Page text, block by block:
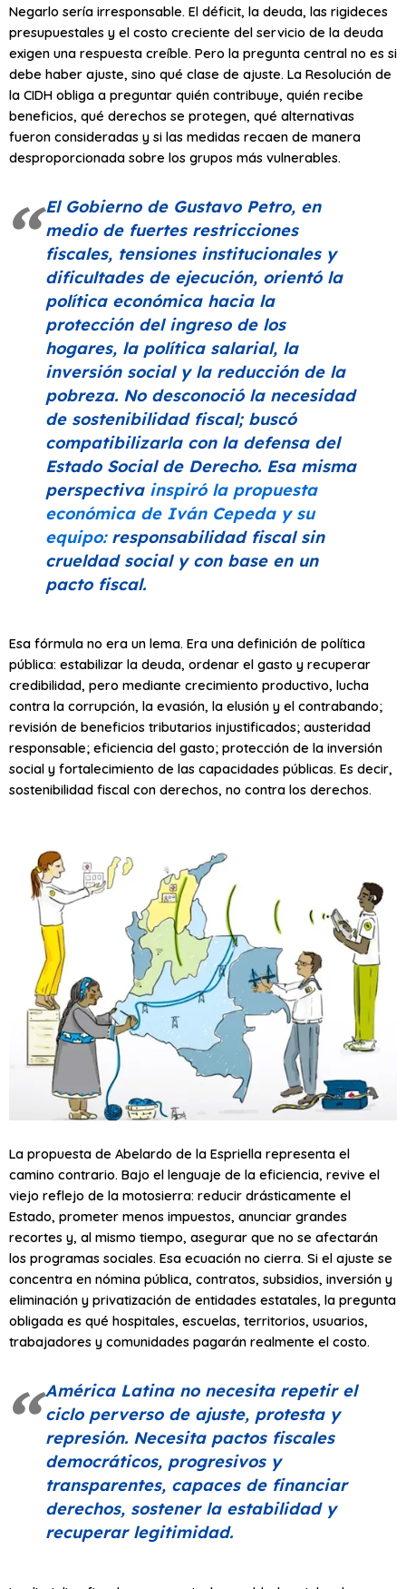
Negarlo sería irresponsable. El déficit, la deuda, las rigideces
presupuestales y el costo creciente del servicio de la deuda
exigen una respuesta creíble. Pero la pregunta central no es si
debe haber ajuste, sino qué clase de ajuste. La Resolución de
la CIDH obliga a preguntar quién contribuye, quién recibe
beneficios, qué derechos se protegen, qué alternativas
fueron consideradas y si las medidas recaen de manera
desproporcionada sobre los grupos más vulnerables.
El Gobierno de Gustavo Petro, en
medio de fuertes restricciones
fiscales, tensiones institucionales y
dificultades de ejecución, orientó la
política económica hacia la
protección del ingreso de los
hogares, la política salarial, la
inversión social y la reducción de la
pobreza. No desconoció la necesidad
de sostenibilidad fiscal; buscó
compatibilizarla con la defensa del
Estado Social de Derecho. Esa misma
perspectiva inspiró la propuesta
económica de Iván Cepeda y su
equipo:responsabilidad fiscal sin
crueldad social y con base en un
pacto fiscal.
Esa fórmula no era un lema. Era una definición de política
pública: estabilizar la deuda, ordenar el gasto y recuperar
credibilidad, pero mediante crecimiento productivo, lucha
contra la corrupción, la evasión, la elusión y el contrabando;
revisión de beneficios tributarios injustificados; austeridad
responsable; eficiencia del gasto; protección de la inversión
social y fortalecimiento de las capacidades públicas. Es decir,
sostenibilidad fiscal con derechos, no contra los derechos.
La propuesta de Abelardo de la Espriella representa el
camino contrario. Bajo el lenguaje de la eficiencia, revive el
viejo reflejo de la motosierra: reducir drásticamente el
Estado, prometer menos impuestos, anunciar grandes
recortes y, al mismo tiempo, asegurar que no se afectarán
los programas sociales. Esa ecuación no cierra. Si el ajuste se
concentra en nómina pública, contratos, subsidios, inversión y
eliminación y privatización de entidades estatales, la pregunta
obligada es qué hospitales, escuelas, territorios, usuarios,
trabajadores y comunidades pagarán realmente el costo.
América Latina no necesita repetir el
ciclo perverso de ajuste, protesta y
represión. Necesita pactos fiscales
democráticos, progresivos y
transparentes, capaces de financiar
derechos, sostener la estabilidad y
recuperar legitimidad.